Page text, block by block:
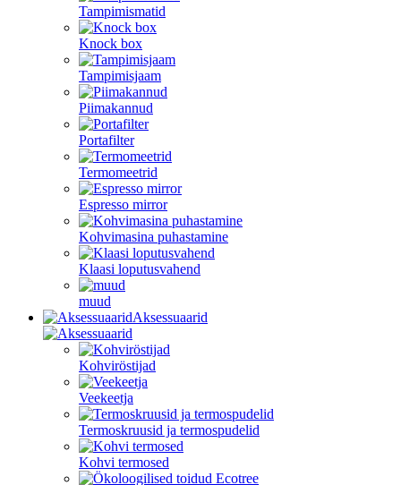
Tampimismatid
Knock box
Tampimisjaam
Piimakannud
Portafilter
Termomeetrid
Espresso mirror
Kohvimasina puhastamine
Klaasi loputusvahend
muud
Aksessuaarid
Kohviröstijad
Veekeetja
Termoskruusid ja termospudelid
Kohvi termosed